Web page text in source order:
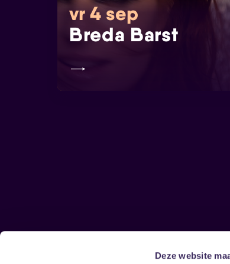
Deze website
vr 4 sep
Breda Barst